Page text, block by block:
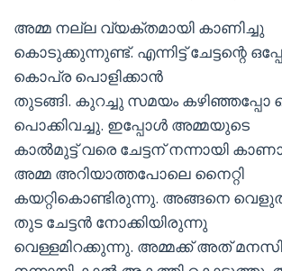
അമ്മ നല്ല വ്യക്തമായി കാണിച്ചു
കൊടുക്കുന്നുണ്ട്. എന്നിട്ട് ചേട്ടന്റെ
കൊപ്ര പൊളിക്കാൻ
തുടങ്ങി. കുറച്ചു സമയം കഴിഞ്ഞപ്പോ
പൊക്കിവച്ചു. ഇപ്പോൾ അമ്മയുടെ
കാൽമുട്ട് വരെ ചേട്ടന് നന്നായി
അമ്മ അറിയാത്തപോലെ നൈറ്റി
കയറ്റികൊണ്ടിരുന്നു. അങ്ങനെ
തുട ചേട്ടൻ നോക്കിയിരുന്നു
വെള്ളമിറക്കുന്നു. അമ്മക്ക് അത്